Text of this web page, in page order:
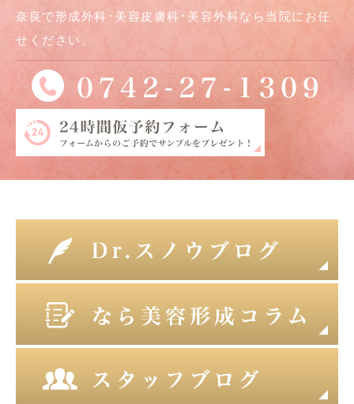
奈良で形成外科･美容皮膚科･美容外科なら当院にお任
せください。